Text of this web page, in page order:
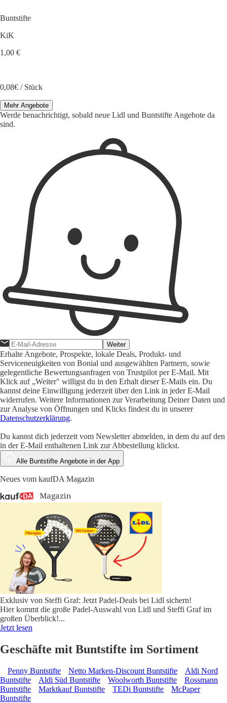
Buntstifte
KiK
1,00 €
0,08€ / Stück
Mehr Angebote
Werde benachrichtigt, sobald neue Lidl und Buntstifte Angebote da
sind.
Weiter
Erhalte Angebote, Prospekte, lokale Deals, Produkt- und
Serviceneuigkeiten von Bonial und ausgewählten Partnern, sowie
gelegentliche Bewertungsanfragen von Trustpilot per E-Mail. Mit
Klick auf „Weiter" willigst du in den Erhalt dieser E-Mails ein. Du
kannst deine Einwilligung jederzeit über den Link in jeder E-Mail
widerrufen. Weitere Informationen zur Verarbeitung Deiner Daten und
zur Analyse von Öffnungen und Klicks findest du in unserer
Datenschutzerklärung.
Du kannst dich jederzeit vom Newsletter abmelden, in dem du auf den
in der E-Mail enthaltenen Link zur Abbestellung klickst.
Alle Buntstifte Angebote in der App
Neues vom kaufDA Magazin
Exklusiv von Steffi Graf: Jetzt Padel-Deals bei Lidl sichern!
Hier kommt die große Padel-Auswahl von Lidl und Steffi Graf im
großen Überblick!...
Jetzt lesen
Geschäfte mit Buntstifte im Sortiment
Penny Buntstifte Netto Marken-Discount Buntstifte
Aldi Nord
Buntstifte
Aldi Süd Buntstifte Woolworth Buntstifte
Rossmann
Buntstifte
Marktkauf Buntstifte TEDi Buntstifte
McPaper
Buntstifte